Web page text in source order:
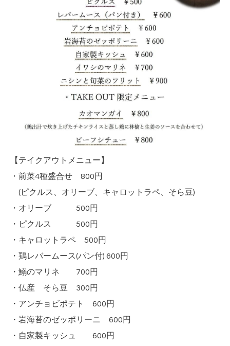
【テイクアウトメニュー】
・前菜4種盛合せ 800円
(ピクルス、オリーブ、キャロットラペ、そら豆)
・オリーブ 500円
・ピクルス 500円
・キャロットラペ 500円
・鶏レバームース(パン付) 600円
・鰯のマリネ 700円
・仏産 そら豆 300円
・アンチョビポテト 600円
・岩海苔のゼッポリーニ 600円
・自家製キッシュ 600円